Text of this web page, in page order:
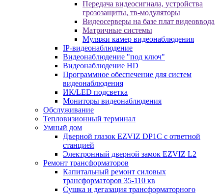
Передача видеосигнала, устройства
грозозащиты, тв-модуляторы
Видеосерверы на базе плат видеоввода
Матричные системы
Муляжи камер видеонаблюдения
IP-видеонаблюдение
Видеонаблюдение "под ключ"
Видеонаблюдение HD
Программное обеспечение для систем
видеонаблюдения
ИК/LED подсветка
Мониторы видеонаблюдения
Обслуживание
Тепловизионный терминал
Умный дом
Дверной глазок EZVIZ DP1C с ответной
станцией
Электронный дверной замок EZVIZ L2
Ремонт трансформаторов
Капитальный ремонт силовых
трансформаторов 35-110 кв
Сушка и дегазация трансформаторного